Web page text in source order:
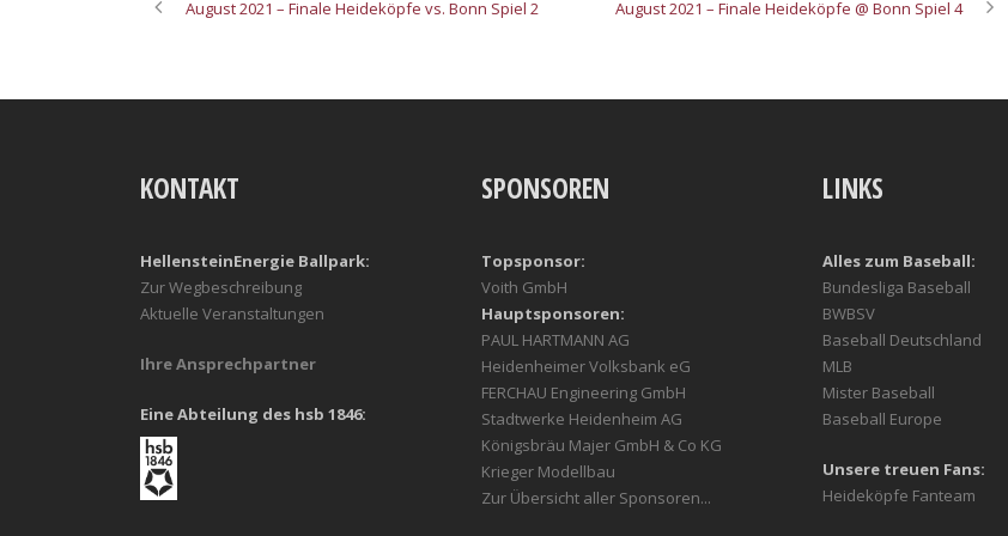
August 2021 – Finale Heideköpfe vs. Bonn Spiel 2 August 2021 – Finale Heideköpfe @ Bonn Spiel 4
KONTAKT
HellensteinEnergie Ballpark:
Zur Wegbeschreibung
Aktuelle Veranstaltungen
Ihre Ansprechpartner
Eine Abteilung des hsb 1846:
SPONSOREN
Topsponsor:
Voith GmbH
Hauptsponsoren:
PAUL HARTMANN AG
Heidenheimer Volksbank eG
FERCHAU Engineering GmbH
Stadtwerke Heidenheim AG
Königsbräu Majer GmbH & Co KG
Krieger Modellbau
Zur Übersicht aller Sponsoren...
LINKS
Alles zum Baseball:
Bundesliga Baseball
BWBSV
Baseball Deutschland
MLB
Mister Baseball
Baseball Europe
Unsere treuen Fans:
Heideköpfe Fanteam